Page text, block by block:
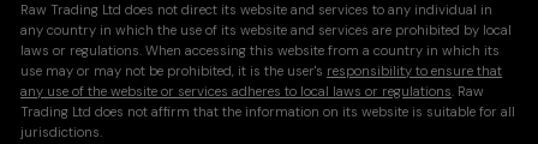
Raw Trading Ltd does not direct its website and services to any individual in
any country in which the use of its website and services are prohibited by local
laws or regulations. When accessing this website from a country in which its
use may or may not be prohibited, it is the user's responsibility to ensure that
any use of the website or services adheres to local laws or regulations. Raw
Trading Ltd does not affirm that the information on its website is suitable for all
jurisdictions.